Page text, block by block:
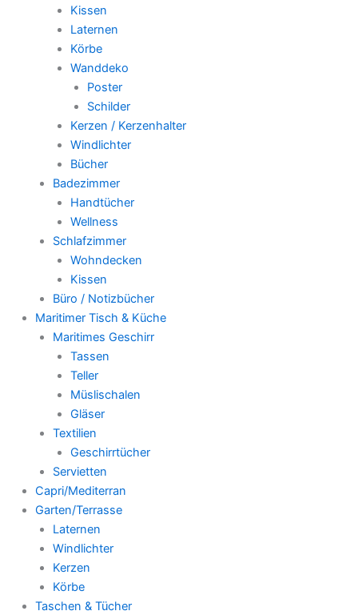
Kissen
Laternen
Körbe
Wanddeko
Poster
Schilder
Kerzen / Kerzenhalter
Windlichter
Bücher
Badezimmer
Handtücher
Wellness
Schlafzimmer
Wohndecken
Kissen
Büro / Notizbücher
Maritimer Tisch & Küche
Maritimes Geschirr
Tassen
Teller
Müslischalen
Gläser
Textilien
Geschirrtücher
Servietten
Capri/Mediterran
Garten/Terrasse
Laternen
Windlichter
Kerzen
Körbe
Taschen & Tücher